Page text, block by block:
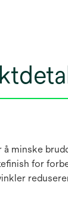
å minske
for